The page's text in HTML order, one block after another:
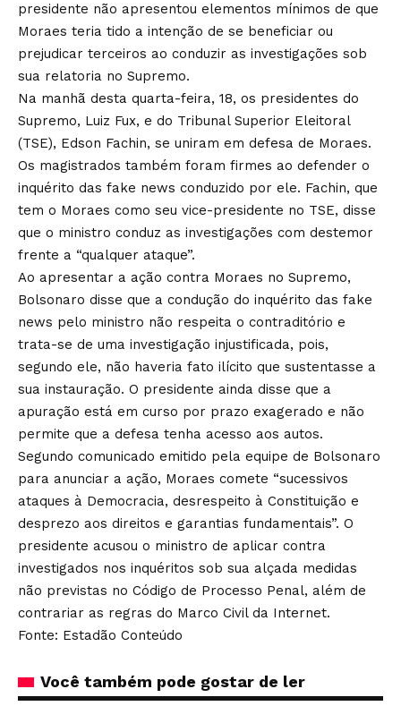
presidente não apresentou elementos mínimos de que
Moraes teria tido a intenção de se beneficiar ou
prejudicar terceiros ao conduzir as investigações sob
sua relatoria no Supremo.
Na manhã desta quarta-feira, 18, os presidentes do
Supremo, Luiz Fux, e do Tribunal Superior Eleitoral
(TSE), Edson Fachin, se uniram em defesa de Moraes.
Os magistrados também foram firmes ao defender o
inquérito das fake news conduzido por ele. Fachin, que
tem o Moraes como seu vice-presidente no TSE, disse
que o ministro conduz as investigações com destemor
frente a “qualquer ataque”.
Ao apresentar a ação contra Moraes no Supremo,
Bolsonaro disse que a condução do inquérito das fake
news pelo ministro não respeita o contraditório e
trata-se de uma investigação injustificada, pois,
segundo ele, não haveria fato ilícito que sustentasse a
sua instauração. O presidente ainda disse que a
apuração está em curso por prazo exagerado e não
permite que a defesa tenha acesso aos autos.
Segundo comunicado emitido pela equipe de Bolsonaro
para anunciar a ação, Moraes comete “sucessivos
ataques à Democracia, desrespeito à Constituição e
desprezo aos direitos e garantias fundamentais”. O
presidente acusou o ministro de aplicar contra
investigados nos inquéritos sob sua alçada medidas
não previstas no Código de Processo Penal, além de
contrariar as regras do Marco Civil da Internet.
Fonte: Estadão Conteúdo
Você também pode gostar de ler